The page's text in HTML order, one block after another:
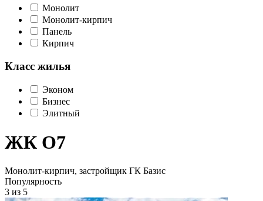
Монолит
Монолит-кирпич
Панель
Кирпич
Класс жилья
Эконом
Бизнес
Элитный
ЖК О7
Монолит-кирпич, застройщик ГК Базис
Популярность
3 из 5